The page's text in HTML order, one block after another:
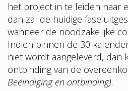
het project in te leiden naar
dan zal de huidige fase
wanneer de noodzakelijke
Indien binnen de 30
niet wordt aangeleverd, dan
ontbinding van de
Beëindiging en ontbinding).